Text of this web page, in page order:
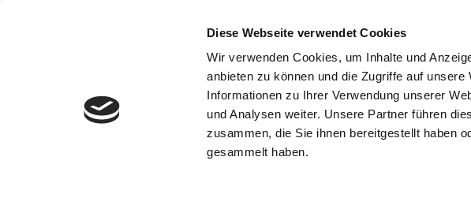
Diese Webseite verwendet Cookies
Wir verwenden Cookies, um Inhalte und
anbieten zu können und die Zugriffe auf
Informationen zu Ihrer Verwendung unserer
und Analysen weiter. Unsere Partner führen
zusammen, die Sie ihnen bereitgestellt haben
gesammelt haben.
Individualreise Mallorca - Alcudia /
Unterkunft
Unterkunft
Flug
Flug